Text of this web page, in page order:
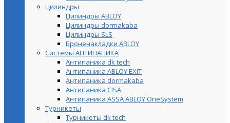
Цилиндры
Цилиндры ABLOY
Цилиндры dormakaba
Цилиндры SLS
Броненакладки ABLOY
Системы АНТИПАНИКА
Антипаника dk tech
Антипаника ABLOY EXIT
Антипаника dormakaba
Антипаника СISA
Антипаника ASSA ABLOY OneSystem
Турникеты
Турникеты dk tech